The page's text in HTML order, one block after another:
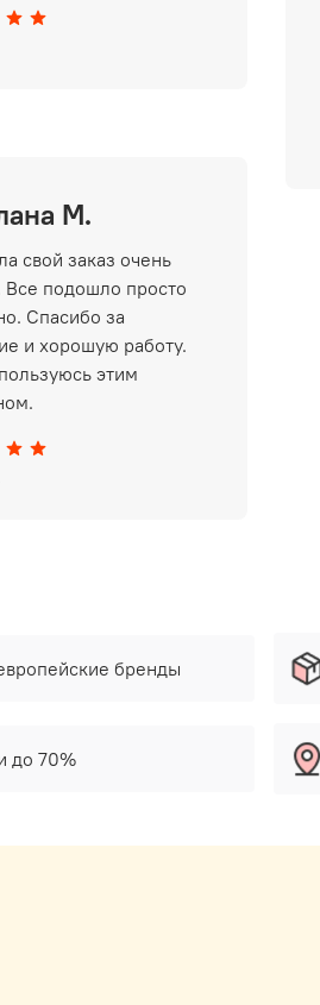
М.
свой заказ очень
Все подошло просто
Спасибо за
и хорошую работу.
этим
бренды
до 70%